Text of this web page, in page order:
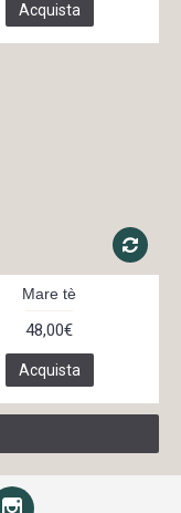
Acquista
Mare tè
48,00€
Acquista